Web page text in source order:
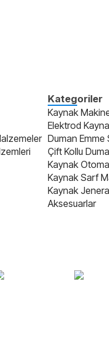
Kategoriler
Kaynak
Elektrod
Duman Emme
Çift Kollu
Kaynak
Kaynak Sarf
Kaynak
Aksesuarlar